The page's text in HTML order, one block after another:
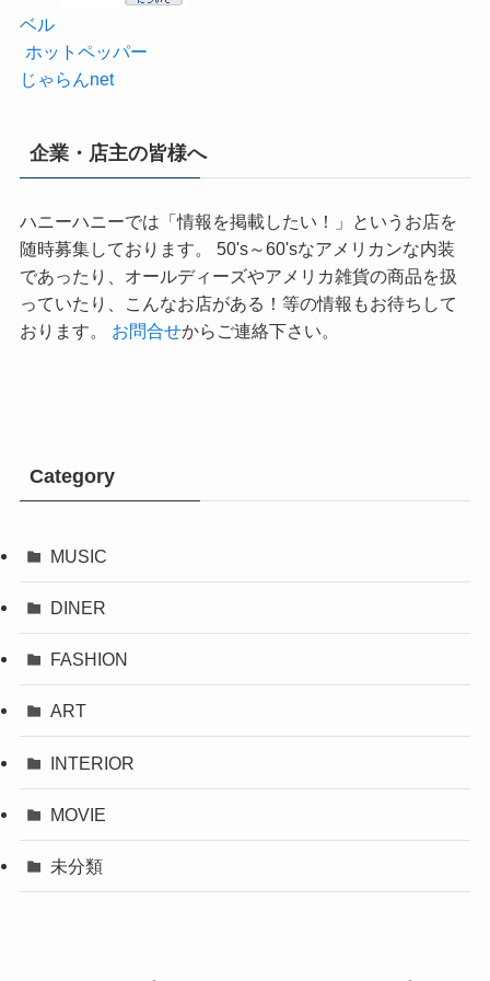
ベル
ホットペッパー
じゃらんnet
企業・店主の皆様へ
ハニーハニーでは「情報を掲載したい！」というお店を
随時募集しております。 50's～60'sなアメリカンな内装
であったり、オールディーズやアメリカ雑貨の商品を扱
っていたり、こんなお店がある！等の情報もお待ちして
おります。 お問合せからご連絡下さい。
Category
MUSIC
DINER
FASHION
ART
INTERIOR
MOVIE
未分類